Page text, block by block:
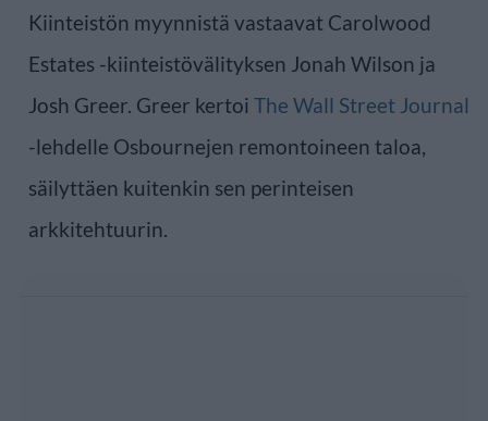
Kiinteistön myynnistä vastaavat Carolwood
Estates -kiinteistövälityksen Jonah Wilson ja
Josh Greer. Greer kertoi The Wall Street Journal
-lehdelle Osbournejen remontoineen taloa,
säilyttäen kuitenkin sen perinteisen
arkkitehtuurin.